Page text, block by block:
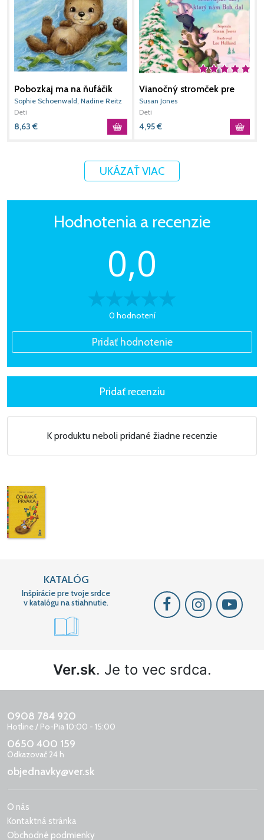
Pobozkaj ma na ňufáčik
Sophie Schoenwald, Nadine Reitz
Deti
8,63 €
Vianočný stromček pre
Ježiša
Susan Jones
Deti
4,95€
UKÁZAŤ VIAC
Hodnotenia a recenzie
0,0
0 hodnotení
K produktu neboli pridané žiadne recenzie
KATALÓG
Inšpirácie pre tvoje srdce
v katalógu na stiahnutie.
Ver.sk. Je to vec srdca.
0908 784 920
Hotline / Po-Pia 10:00 - 15:00
0650 400 159
Odkazovač 24 h
objednavky@ver.sk
O nás
Kontaktná stránka
Obchodné podmienky